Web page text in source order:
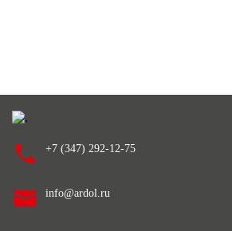
+7 (347) 292-12-75
info@ardol.ru